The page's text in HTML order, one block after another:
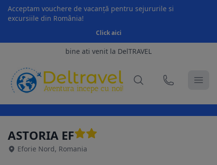
Acceptam vouchere de vacanță pentru sejururile si
excursiile din România!
Click aici
bine ati venit la DelTRAVEL
ASTORIA EF
Eforie Nord, Romania